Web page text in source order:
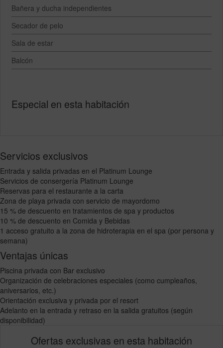
Bañera y ducha independientes
Secador de pelo
Sala de estar
Balcón
Especial en esta habitación
Servicios exclusivos
Entrada y salida privadas en el Platinum Lounge
Servicios de consergería Platinum Lounge
Reservas para el restaurante a la carta
Zona de playa privada con servicio de mayordomo
15 % de descuento en tratamientos de spa y productos
10 % de descuento en Comida y Bebidas
1 acceso gratuito a la zona de hidroterapia en el spa (por persona y
semana)
Ventajas únicas
Piscina privada con Bar exclusivo
Organización de celebraciones especiales (como cumpleaños,
aniversarios, etc.)
Orientación exclusiva y privada por el resort
Adelanto en la entrada y retraso en la salida gratuitos (según
disponibilidad)
Ofertas exclusivas en esta habitación